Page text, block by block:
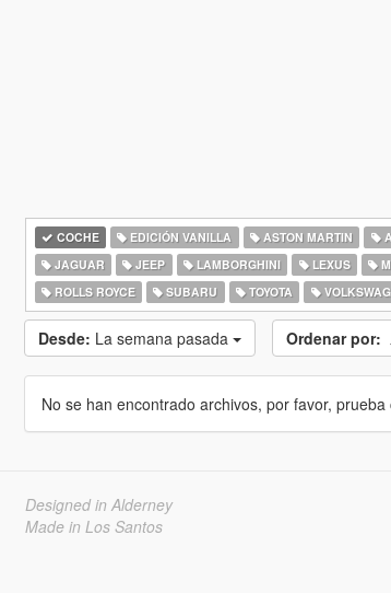
COCHE EDICIÓN VANILLA ASTON MARTIN
JAGUAR
JEEP LAMBORGHINI LEXUS
ROLLS ROYCE
SUBARU TOYOTA
Desde: La semana pasada Ordenar por:
No se han encontrado archivos, por favor,
Designed in Alderney
Made in Los Santos